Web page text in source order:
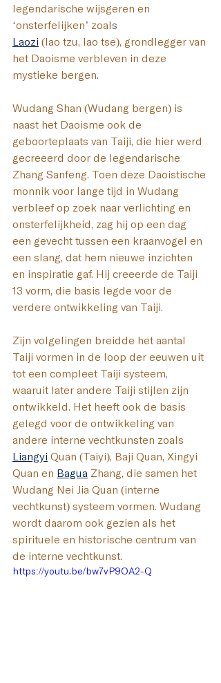
legendarische wijsgeren en
‘onsterfelijken’ zoals
Laozi (lao tzu, lao tse), grondlegger van
het Daoisme verbleven in deze
mystieke bergen.
Wudang Shan (Wudang bergen) is
naast het Daoisme ook de
geboorteplaats van Taiji, die hier werd
gecreeerd door de legendarische
Zhang Sanfeng. Toen deze Daoistische
monnik voor lange tijd in Wudang
verbleef op zoek naar verlichting en
onsterfelijkheid, zag hij op een dag
een gevecht tussen een kraanvogel en
een slang, dat hem nieuwe inzichten
en inspiratie gaf. Hij creëerde de Taiji
13 vorm, die basis legde voor de
verdere ontwikkeling van Taiji.
Zijn volgelingen breidde het aantal
Taiji vormen in de loop der eeuwen uit
tot een compleet Taiji systeem,
waaruit later andere Taiji stijlen zijn
ontwikkeld. Het heeft ook de basis
gelegd voor de ontwikkeling van
andere interne vechtkunsten zoals
Liangyi Quan (Taiyi), Baji Quan, Xingyi
Quan en Bagua Zhang, die samen het
Wudang Nei Jia Quan (interne
vechtkunst) systeem vormen. Wudang
wordt daarom ook gezien als het
spirituele en historische centrum van
de interne vechtkunst.
https://youtu.be/bw7vP9OA2-Q